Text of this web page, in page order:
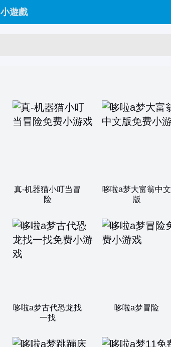
小遊戲
真-机器猫小叮当冒
险
哆啦a梦大富翁中文
版
哆啦a梦古代恐龙找
一找
哆啦a梦冒险